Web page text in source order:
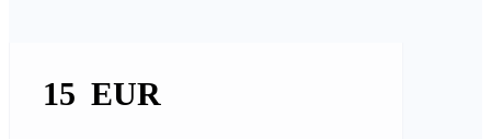
15